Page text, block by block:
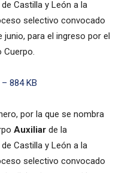
Castilla y León a la
selectivo convocado
junio, para el ingreso por el
Cuerpo.
884 KB
por la que se nombra
Auxiliar de la
Castilla y León a la
selectivo convocado